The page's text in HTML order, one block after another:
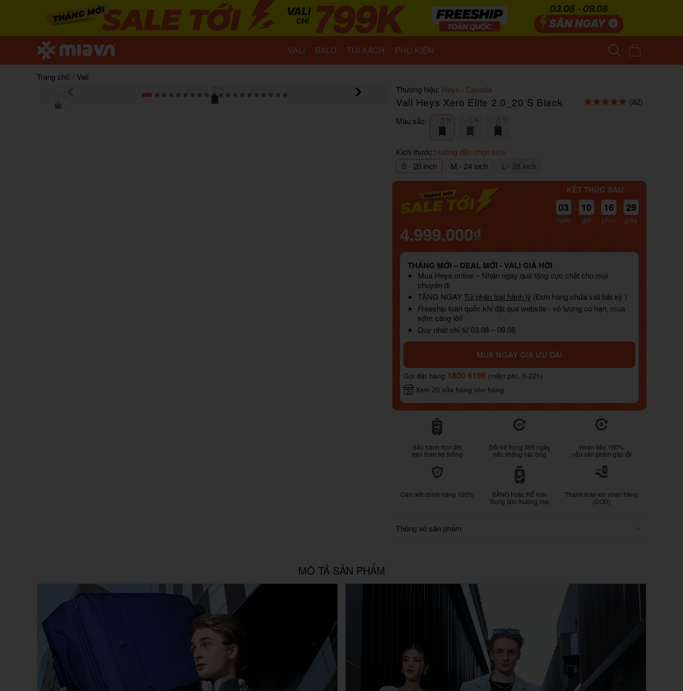
VALI BALO TÚI XÁCH PHỤ KIỆN
Trang chủ / Vali
Thương hiệu: Heys - Canada
Vali Heys Xero Elite 2.0_20 S Black
(82)
Màu sắc:
Kích thước:Hướng dẫn chọn size
S - 20 inch
M - 24 inch L - 28 inch
KẾT THÚC SAU
03
ngày
: 10
giờ
: 16
phút
: 26
giây
4.999.000₫
THÁNG MỚI – DEAL MỚI - VALI GIÁ HỜI
Mua Heys online – Nhận ngay quà tặng cực chất cho mọi
chuyến đi
TẶNG NGAYTúi phân loại hành lý (Đơn hàng chứa vali bất kỳ )
Freeship toàn quốc khi đặt qua website - số lượng có hạn, mua
sớm càng lời!
Duy nhất chỉ từ 03.08 – 09.08
MUA NGAY GIÁ ƯU ĐÃI
Gọi đặt hàng 1800 6198 (miễn phí, 8-22h)
Xem 20 cửa hàng còn hàng
Bảo hành trọn đời
trên toàn hệ thống
Đổi trả trong 365 ngày
nếu không hài lòng
Hoàn tiền 100%
nếu sản phẩm gặp lỗi
Cam kết chính hãng 100%
BẰNG hoặc RẺ hơn
Trung tâm thương mại
Thanh toán khi nhận hàng
(COD)
Thông số sản phẩm
MÔ TẢ SẢN PHẨM